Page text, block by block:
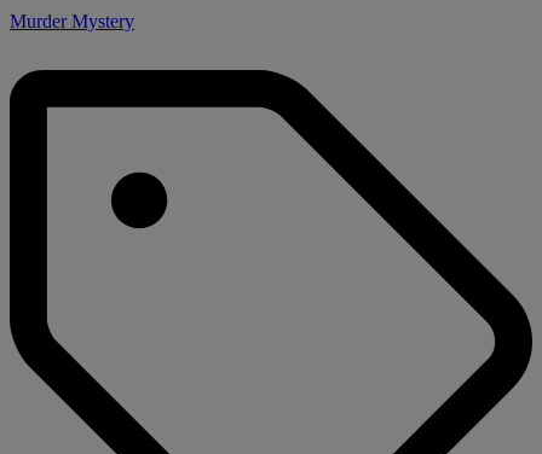
Murder Mystery